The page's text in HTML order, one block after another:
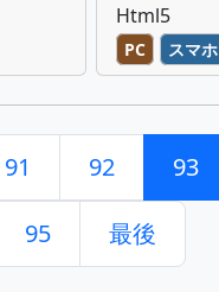
Html5
PC スマホ
91 92 93
95 最後